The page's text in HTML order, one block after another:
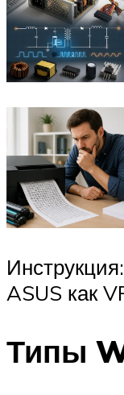
ASUS как
Типы